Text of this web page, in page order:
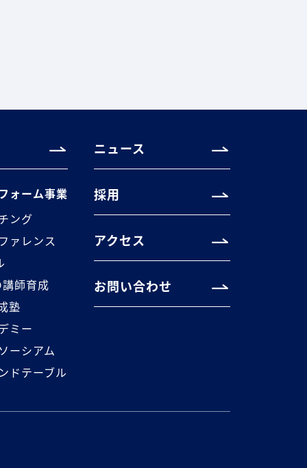
ォーム事業
ング
ァレンス
師育成
塾
ミー
ーシアム
ドテーブル
ニュース
採用
アクセス
お問い合わせ